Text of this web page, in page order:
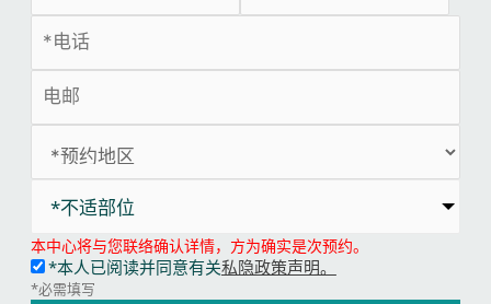
*不适部位
本中心将与您联络确认详情，方为确实是次预约。
*本人已阅读并同意有关私隐政策声明。
*必需填写